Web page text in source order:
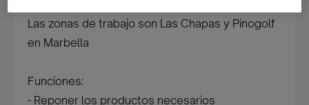
Las zonas de trabajo son Las Chapas y Pinogolf
en Marbella
Funciones:
- Reponer los productos necesarios